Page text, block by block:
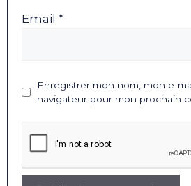
Email *
Enregistrer mon nom, mon e-
navigateur pour mon prochain